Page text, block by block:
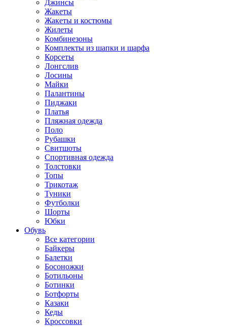
Джинсы
Жакеты
Жакеты и костюмы
Жилеты
Комбинезоны
Комплекты из шапки и шарфа
Корсеты
Лонгслив
Лосины
Майки
Палантины
Пиджаки
Платья
Пляжная одежда
Поло
Рубашки
Свитшоты
Спортивная одежда
Толстовки
Топы
Трикотаж
Туники
Футболки
Шорты
Юбки
Обувь
Все категории
Байкеры
Балетки
Босоножки
Ботильоны
Ботинки
Ботфорты
Казаки
Кеды
Кроссовки